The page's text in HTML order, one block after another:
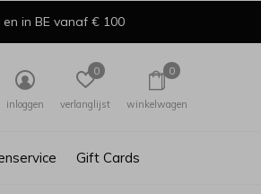
Gift Cards
inloggen verlanglijst
0
winkelwagen
0
in BE vanaf € 100